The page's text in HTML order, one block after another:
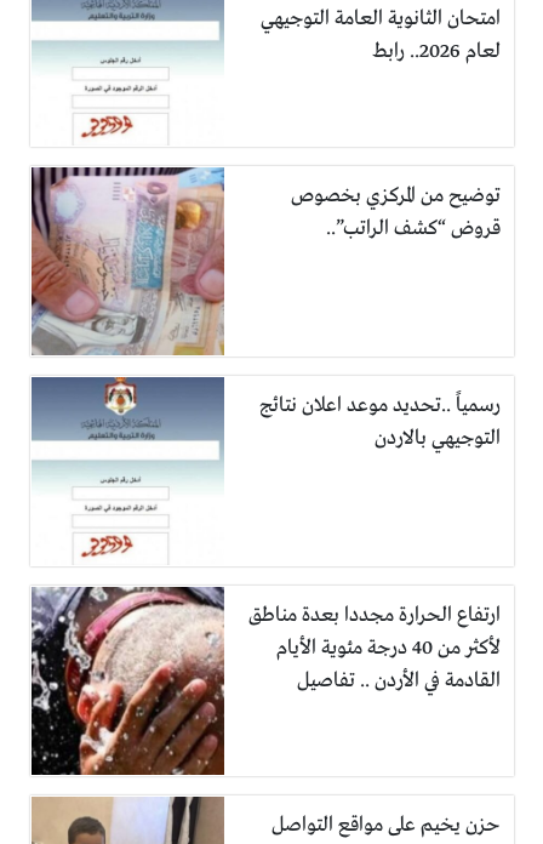
امتحان الثانوية العامة التوجيهي
لعام 2026.. رابط
توضيح من المركزي بخصوص
قروض “كشف الراتب”..
رسمياً ..تحديد موعد اعلان نتائج
التوجيهي بالاردن
ارتفاع الحرارة مجددا بعدة مناطق
لأكثر من 40 درجة مئوية الأيام
القادمة في الأردن .. تفاصيل
حزن يخيم على مواقع التواصل